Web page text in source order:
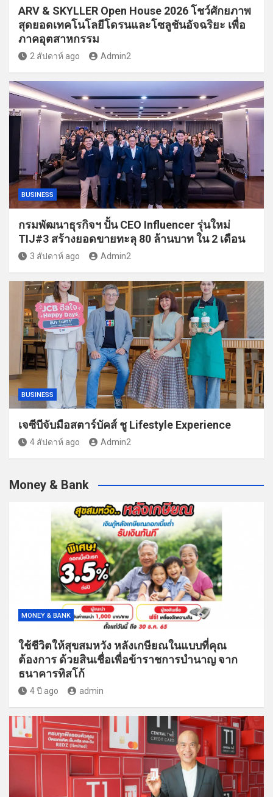
ARV & SKYLLER Open House 2026 โชว์ศักยภาพ
สุดยอดเทคโนโลยีโดรนและโซลูชันอัจฉริยะ เพื่อ
ภาคอุตสาหกรรม
2 สัปดาห์ ago Admin2
BUSINESS
กรมพัฒนาธุรกิจฯ ปั้น CEO Influencer รุ่นใหม่
TIJ#3 สร้างยอดขายทะลุ 80 ล้านบาท ใน 2 เดือน
3 สัปดาห์ ago Admin2
BUSINESS
เจซีบีจับมือสตาร์บัคส์ ชู Lifestyle Experience
4 สัปดาห์ ago Admin2
Money & Bank
MONEY & BANK
ใช้ชีวิตให้สุขสมหวัง หลังเกษียณในแบบที่คุณ
ต้องการ ด้วยสินเชื่อเพื่อข้าราชการบำนาญ จาก
ธนาคารทิสโก้
4 ปี ago admin